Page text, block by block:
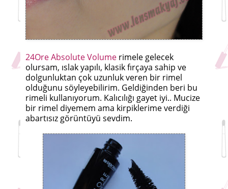
24Ore Absolute Volume rimele gelecek
olursam, ıslak yapılı, klasik fırçaya sahip ve
dolgunluktan çok uzunluk veren bir rimel
olduğunu söyleyebilirim. Geldiğinden beri bu
rimeli kullanıyorum. Kalıcılığı gayet iyi.. Mucize
bir rimel diyemem ama kirpiklerime verdiği
abartısız görüntüyü sevdim.